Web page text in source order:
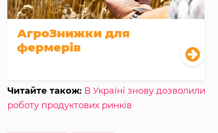
АгроЗнижки для
фермерів
Читайте також: В Україні знову дозволили
роботу продуктових ринків